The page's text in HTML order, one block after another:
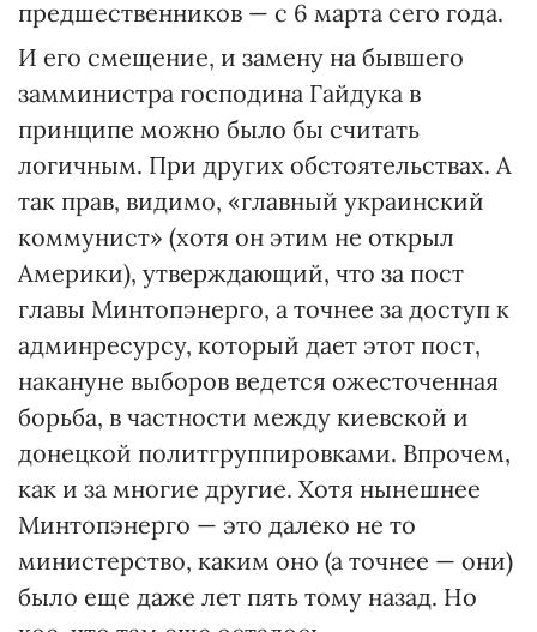
предшественников — с 6 марта сего года.
И его смещение, и замену на бывшего
замминистра господина Гайдука в
принципе можно было бы считать
логичным. При других обстоятельствах. А
так прав, видимо, «главный украинский
коммунист» (хотя он этим не открыл
Америки), утверждающий, что за пост
главы Минтопэнерго, а точнее за доступ к
админресурсу, который дает этот пост,
накануне выборов ведется ожесточенная
борьба, в частности между киевской и
донецкой политгруппировками. Впрочем,
как и за многие другие. Хотя нынешнее
Минтопэнерго — это далеко не то
министерство, каким оно (а точнее — они)
было еще даже лет пять тому назад. Но